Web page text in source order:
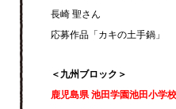
長崎 聖さん
応募作品「カキの土手鍋」
＜九州ブロック＞
鹿児島県 池田学園池田小学